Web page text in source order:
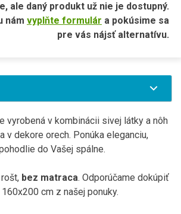
ale daný produkt už nie je dostupný.
nám vyplňte formulár a pokúsime sa
pre vás nájsť alternatívu.
vyrobená v kombinácii sivej látky a nôh
v dekore orech. Ponúka eleganciu,
do Vašej spálne.
bez matraca. Odporúčame dokúpiť
cm z našej ponuky.